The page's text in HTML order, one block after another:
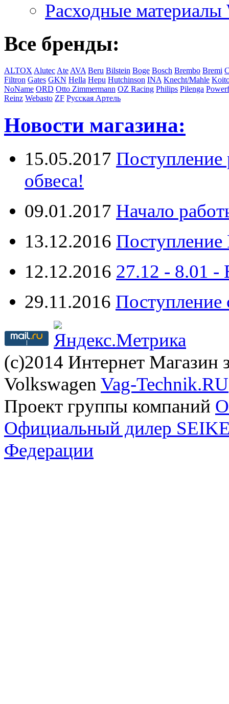
Расходные
Все бренды:
ALTOX Alutec Ate AVA Beru Bilstein Boge Bosch Brembo Bremi
Filtron Gates GKN Hella Hepu Hutchinson INA Knecht/Mahle
NoName ORD Otto Zimmermann OZ Racing Philips Pilenga
Reinz Webasto ZF Русская Артель
Новости магазина:
15.05.2017 Поступление
обвеса!
09.01.2017 Начало
13.12.2016 Поступление
12.12.2016 27.12 -
29.11.2016 Поступление
(с)2014 Интернет Магазин
Volkswagen Vag-Technik.RU
Проект группы компаний
Официальный дилер
Федерации